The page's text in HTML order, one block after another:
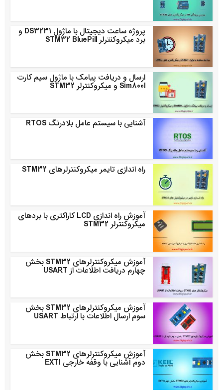
پروژه ساعت دیجیتال با ماژول DS3231 و
برد میکروکنترلر STM32 BluePill
ارسال و دریافت پیامک با ماژول سیم کارت
Sim800l و میکروکنترلر STM32
آشنایی با سیستم عامل بلادرنگ RTOS
راه اندازی تایمر میکروکنترلرهای STM32
آموزش راه اندازی LCD کاراکتری با بردهای
میکروکنترلر STM32
آموزش میکروکنترلرهای STM32 بخش
چهارم دریافت اطلاعات از USART
آموزش میکروکنترلرهای STM32 بخش
سوم ارسال اطلاعات با ارتباط USART
آموزش میکروکنترلرهای STM32 بخش
دوم آشنایی با وقفه خارجی EXTI